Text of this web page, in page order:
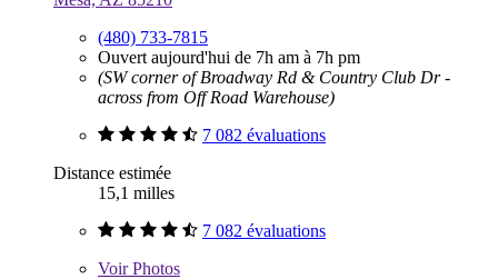
(480) 733-7815
Ouvert aujourd'hui de 7h am à 7h pm
(SW corner of Broadway Rd & Country Club Dr -
across from Off Road Warehouse)
7 082 évaluations
Distance estimée
15,1 milles
7 082 évaluations
VoirPhotos